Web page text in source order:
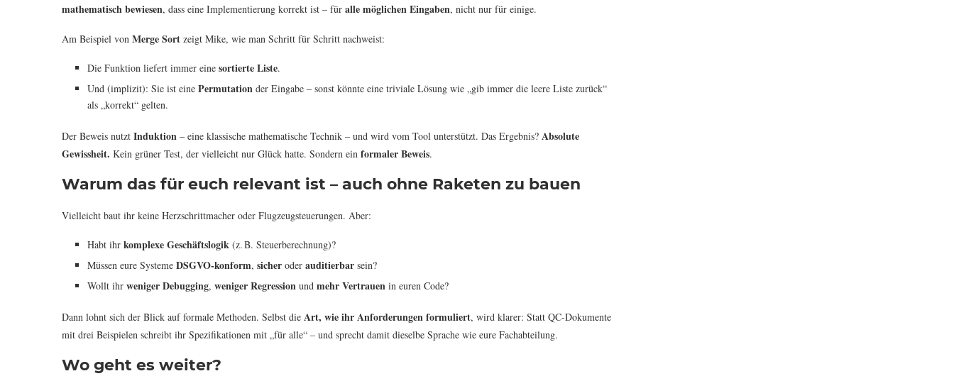
mathematisch bewiesen, dass eine Implementierung korrekt ist – für alle möglichen Eingaben, nicht nur für einige.
Am Beispiel von Merge Sort zeigt Mike, wie man Schritt für Schritt nachweist:
Die Funktion liefert immer eine sortierte Liste.
Und (implizit): Sie ist eine Permutation der Eingabe – sonst könnte eine triviale Lösung wie „gib immer die leere Liste zurück“
als „korrekt“ gelten.
Der Beweis nutzt Induktion – eine klassische mathematische Technik – und wird vom Tool unterstützt. Das Ergebnis? Absolute
Gewissheit. Kein grüner Test, der vielleicht nur Glück hatte. Sondern ein formaler Beweis.
Warum das für euch relevant ist – auch ohne Raketen zu bauen
Vielleicht baut ihr keine Herzschrittmacher oder Flugzeugsteuerungen. Aber:
Habt ihr komplexe Geschäftslogik (z. B. Steuerberechnung)?
Müssen eure Systeme DSGVO-konform, sicher oder auditierbar sein?
Wollt ihr weniger Debugging, weniger Regression und mehr Vertrauen in euren Code?
Dann lohnt sich der Blick auf formale Methoden. Selbst die Art, wie ihr Anforderungen formuliert, wird klarer: Statt QC-Dokumente
mit drei Beispielen schreibt ihr Spezifikationen mit „für alle“ – und sprecht damit dieselbe Sprache wie eure Fachabteilung.
Wo geht es weiter?